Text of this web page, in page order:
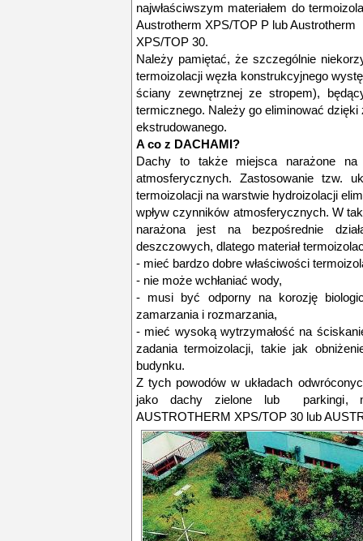
najwłaściwszym materiałem do
Austrotherm XPS/TOP P lub Austrotherm
XPS/TOP 30.
Należy pamiętać, że szczególnie
termoizolacji węzła konstrukcyjnego
ściany zewnętrznej ze stropem),
termicznego. Należy go eliminować dzięki
ekstrudowanego.
A co z DACHAMI?
Dachy to także miejsca narażone na
atmosferycznych. Zastosowanie tzw.
termoizolacji na warstwie hydroizolacji
wpływ czynników atmosferycznych. W
narażona jest na bezpośrednie
deszczowych, dlatego materiał
- mieć bardzo dobre właściwości
- nie może wchłaniać wody,
- musi być odporny na korozję
zamarzania i rozmarzania,
- mieć wysoką wytrzymałość na
zadania termoizolacji, takie jak
budynku.
Z tych powodów w układach
jako dachy zielone lub parkingi,
AUSTROTHERM XPS/TOP 30 lub